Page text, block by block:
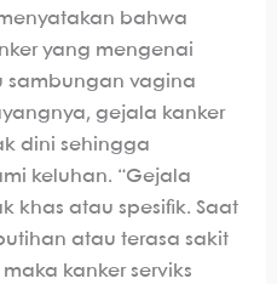
bahwa
yang mengenai
sambungan vagina
gejala kanker
dini sehingga
keluhan. “Gejala
khas atau spesifik. Saat
atau terasa sakit
kanker serviks